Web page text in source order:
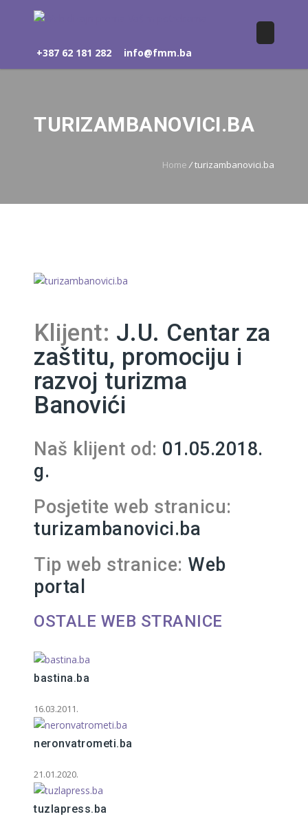
+387 62 181 282 info@fmm.ba
TURIZAMBANOVICI.BA
Home /turizambanovici.ba
Klijent: J.U. Centar za
zaštitu, promociju i
razvoj turizma
Banovići
Naš klijent od: 01.05.2018.
g.
Posjetite web stranicu:
turizambanovici.ba
Tip web stranice: Web
portal
OSTALE WEB STRANICE
bastina.ba
16.03.2011.
neronvatrometi.ba
21.01.2020.
tuzlapress.ba